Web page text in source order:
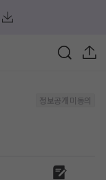
정보공개 미동의